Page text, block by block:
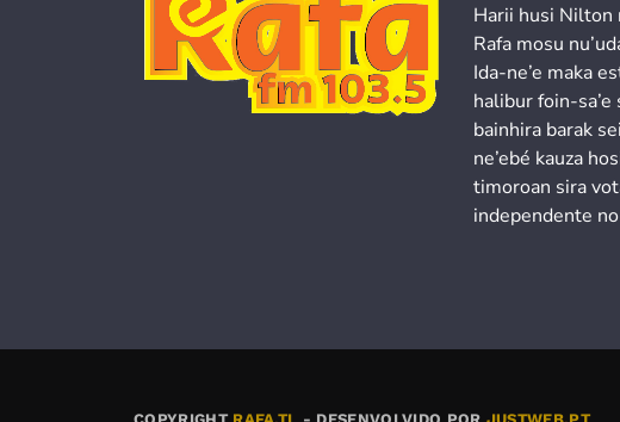
Harii husi Nilton
Rafa mosu
Ida-ne’e maka
halibur foin-
bainhira barak
ne’ebé kauza
timoroan sira
independente
COPYRIGHT RAFA.TL - DESENVOLVIDO POR JUSTWEB.PT